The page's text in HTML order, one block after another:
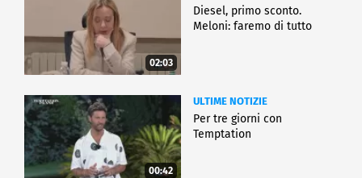
02:03
Diesel, primo sconto.
Meloni: faremo di tutto
00:42
ULTIME NOTIZIE
Per tre giorni con
Temptation